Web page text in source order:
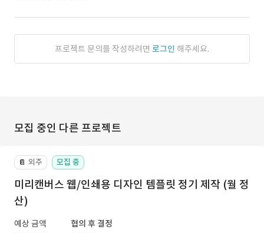
프로젝트 문의를 작성하려면 로그인 해주세요.
모집 중인 다른 프로젝트
📔 외주 모집 중
미리캔버스 웹/인쇄용 디자인 템플릿 정기 제작 (월 정
산)
예상 금액
협의 후 결정